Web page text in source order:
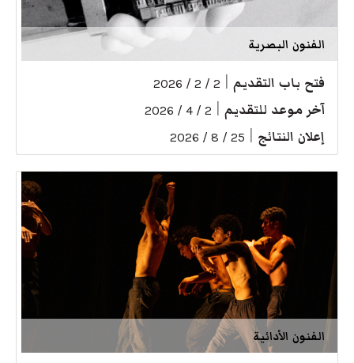
الفنون البصرية
فتح باب التقديم 2 / 2 / 2026
آخر موعد للتقديم 2 / 4 / 2026
إعلان النتائج 25 / 8 / 2026
الفنون الأدائية